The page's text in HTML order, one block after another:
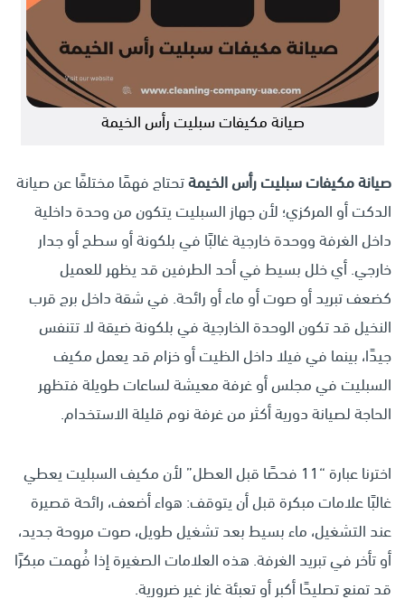
صيانة مكيفات سبليت رأس الخيمة
صيانة مكيفات سبليت رأس الخيمةتحتاج فهمًا مختلفًا عن صيانة
الدكت أو المركزي؛ لأن جهاز السبليت يتكون من وحدة داخلية
داخل الغرفة ووحدة خارجية غالبًا في بلكونة أو سطح أو جدار
خارجي. أي خلل بسيط في أحد الطرفين قد يظهر للعميل
كضعف تبريد أو صوت أو ماء أو رائحة. في شقة داخل برج قرب
النخيل قد تكون الوحدة الخارجية في بلكونة ضيقة لا تتنفس
جيدًا، بينما في فيلا داخل الظيت أو خزام قد يعمل مكيف
السبليت في مجلس أو غرفة معيشة لساعات طويلة فتظهر
الحاجة لصيانة دورية أكثر من غرفة نوم قليلة الاستخدام.
اخترنا عبارة “11 فحصًا قبل العطل” لأن مكيف السبليت يعطي
غالبًا علامات مبكرة قبل أن يتوقف: هواء أضعف، رائحة قصيرة
عند التشغيل، ماء بسيط بعد تشغيل طويل، صوت مروحة جديد،
أو تأخر في تبريد الغرفة. هذه العلامات الصغيرة إذا فُهمت مبكرًا
قد تمنع تصليحًا أكبر أو تعبئة غاز غير ضرورية.